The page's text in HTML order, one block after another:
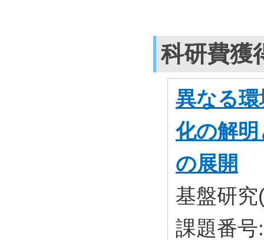
科研費獲
異なる
化の解
の展開
基盤研究
課題番号